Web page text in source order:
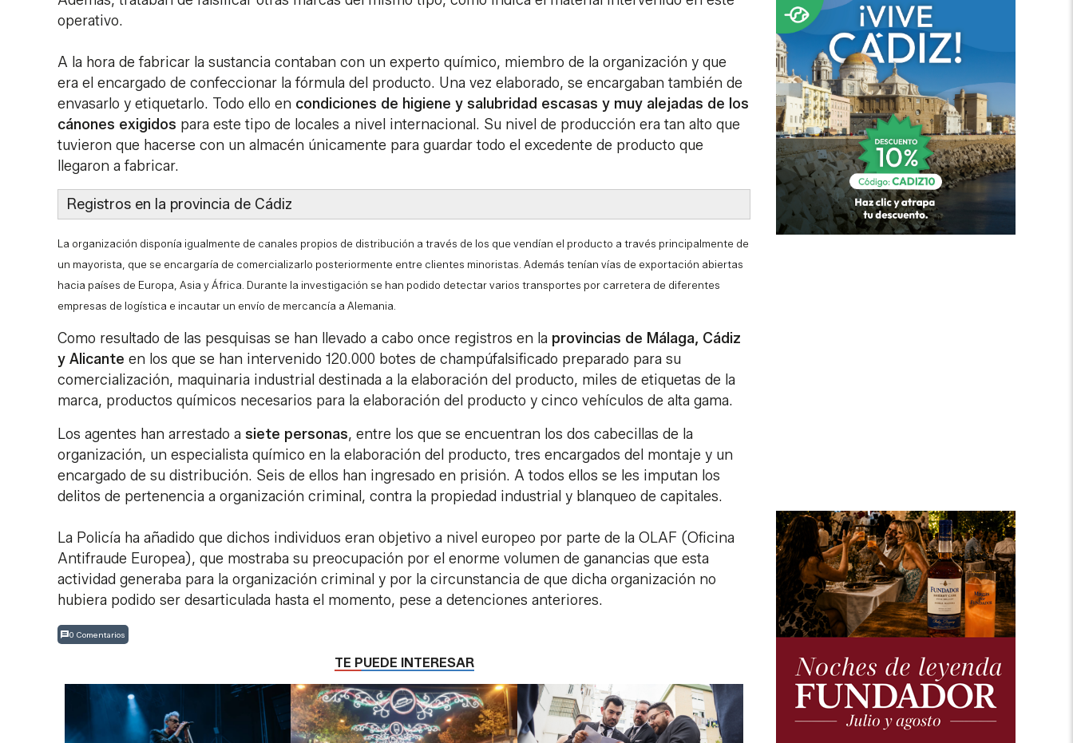
operativo.
A la hora de fabricar la sustancia contaban con un experto químico, miembro de la organización y que
era el encargado de confeccionar la fórmula del producto. Una vez elaborado, se encargaban también de
envasarlo y etiquetarlo. Todo ello en condiciones de higiene y salubridad escasas y muy alejadas de los
cánones exigidos para este tipo de locales a nivel internacional. Su nivel de producción era tan alto que
tuvieron que hacerse con un almacén únicamente para guardar todo el excedente de producto que
llegaron a fabricar.
Registros en la provincia de Cádiz
La organización disponía igualmente de canales propios de distribución a través de los que vendían el producto a través principalmente de
un mayorista, que se encargaría de comercializarlo posteriormente entre clientes minoristas. Además tenían vías de exportación abiertas
hacia países de Europa, Asia y África. Durante la investigación se han podido detectar varios transportes por carretera de diferentes
empresas de logística e incautar un envío de mercancía a Alemania.
Como resultado de las pesquisas se han llevado a cabo once registros en la provincias de Málaga, Cádiz
y Alicante en los que se han intervenido 120.000 botes de champúfalsificado preparado para su
comercialización, maquinaria industrial destinada a la elaboración del producto, miles de etiquetas de la
marca, productos químicos necesarios para la elaboración del producto y cinco vehículos de alta gama.
Los agentes han arrestado a siete personas, entre los que se encuentran los dos cabecillas de la
organización, un especialista químico en la elaboración del producto, tres encargados del montaje y un
encargado de su distribución. Seis de ellos han ingresado en prisión. A todos ellos se les imputan los
delitos de pertenencia a organización criminal, contra la propiedad industrial y blanqueo de capitales.
La Policía ha añadido que dichos individuos eran objetivo a nivel europeo por parte de la OLAF (Oficina
Antifraude Europea), que mostraba su preocupación por el enorme volumen de ganancias que esta
actividad generaba para la organización criminal y por la circunstancia de que dicha organización no
hubiera podido ser desarticulada hasta el momento, pese a detenciones anteriores.
0 Comentarios
TE PUEDE INTERESAR